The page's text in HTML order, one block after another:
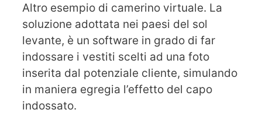
Altro esempio di camerino virtuale. La
soluzione adottata nei paesi del sol
levante, è un software in grado di far
indossare i vestiti scelti ad una foto
inserita dal potenziale cliente, simulando
in maniera egregia l’effetto del capo
indossato.